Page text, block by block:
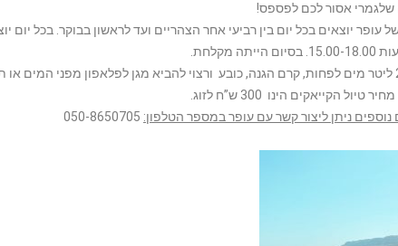
שלגמרי אסור לכם לפספס!
* יש להצטייד ב2 ליטר מים לפחות, קרם הגנה, כובע ורצוי להביא מגן לפלאפון מפני
הקייאקים הינו 300 ש”ח לזוג.
נוספים ניתן ליצור קשר עם עופר במספר הטלפון: